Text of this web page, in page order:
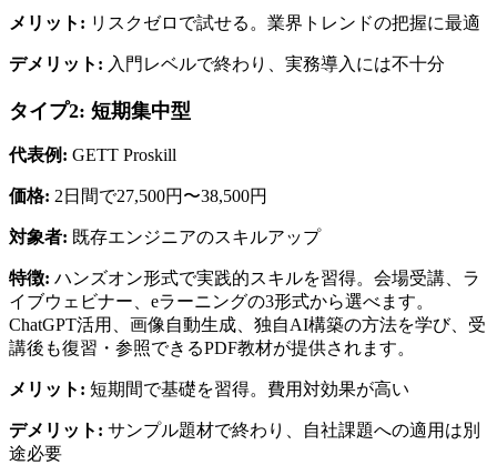
メリット: リスクゼロで試せる。業界トレンドの把握に最適
デメリット: 入門レベルで終わり、実務導入には不十分
タイプ2: 短期集中型
代表例: GETT Proskill
価格: 2日間で27,500円〜38,500円
対象者: 既存エンジニアのスキルアップ
特徴: ハンズオン形式で実践的スキルを習得。会場受講、ラ
イブウェビナー、eラーニングの3形式から選べます。
ChatGPT活用、画像自動生成、独自AI構築の方法を学び、受
講後も復習・参照できるPDF教材が提供されます。
メリット: 短期間で基礎を習得。費用対効果が高い
デメリット: サンプル題材で終わり、自社課題への適用は別
途必要